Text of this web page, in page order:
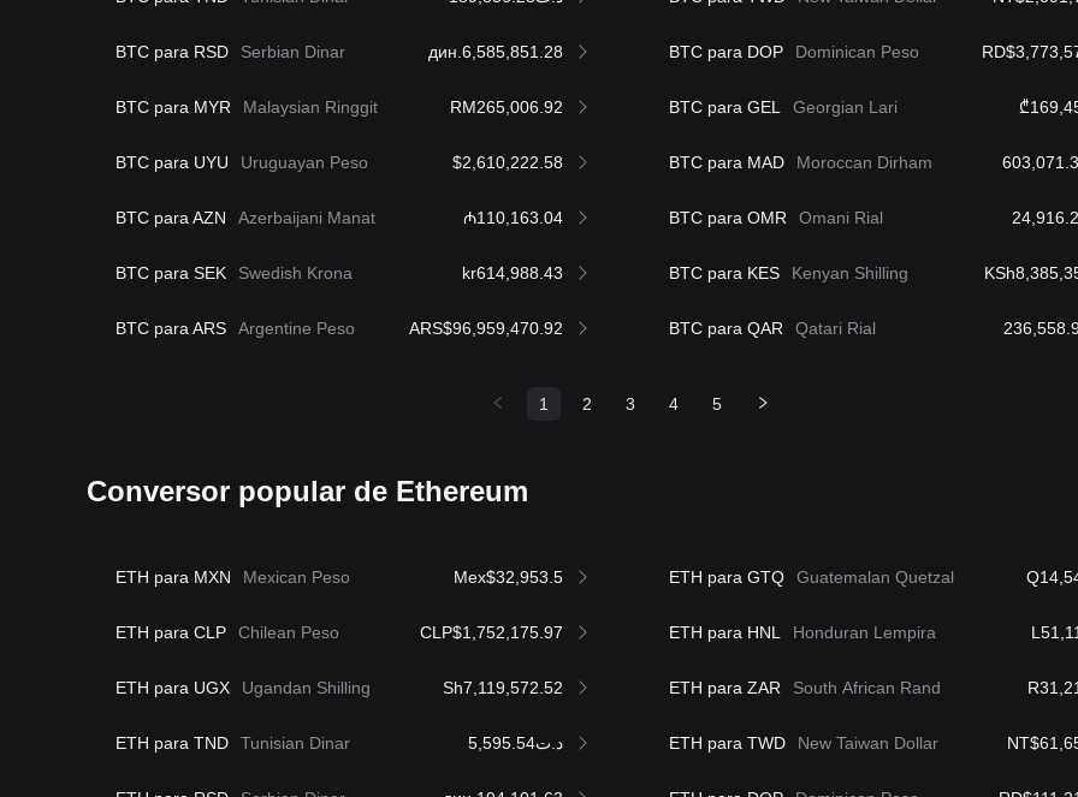
BTC para RSD Serbian Dinar дин.6,585,851.28 BTC para DOP Dominican Peso
BTC para MYR Malaysian Ringgit RM265,006.92 BTC para GEL Georgian Lari
BTC para UYU Uruguayan Peso $2,610,222.58 BTC para MAD Moroccan Dirham
BTC para AZN Azerbaijani Manat ₼110,163.04 BTC para OMR Omani Rial
BTC para SEK Swedish Krona kr614,988.43 BTC para KES Kenyan Shilling
BTC para ARS Argentine Peso ARS$96,959,470.92 BTC para QAR Qatari Rial
1 2 3 4 5
Conversor popular de Ethereum
ETH para MXN Mexican Peso Mex$32,953.5 ETH para GTQ Guatemalan Quetzal
ETH para CLP Chilean Peso CLP$1,752,175.97 ETH para HNL Honduran Lempira
ETH para UGX Ugandan Shilling Sh7,119,572.52 ETH para ZAR South African Rand
ETH para TND Tunisian Dinar د.ت5,595.54 ETH para TWD New Taiwan Dollar